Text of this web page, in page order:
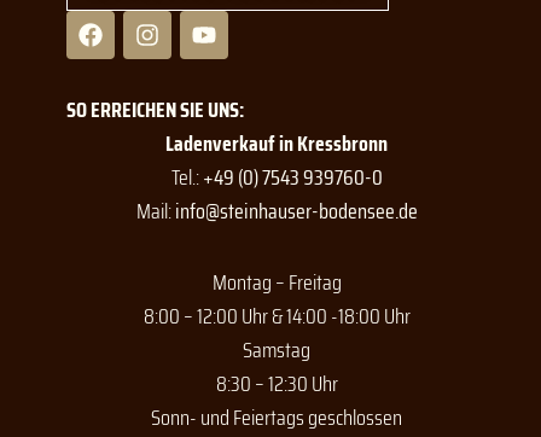
F
a
c
e
b
I
n
s
t
a
m
Y
o
u
t
u
b
e
SO ERREICHEN SIE UNS:
Ladenverkauf in Kressbronn
Tel.:+49 (0) 7543 939760-0
Mail:info@steinhauser-bodensee.de
Montag – Freitag
8:00 – 12:00 Uhr & 14:00 -18:00 Uhr
Samstag
8:30 – 12:30 Uhr
Sonn- und Feiertags geschlossen